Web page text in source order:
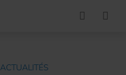
ACTUALITÉS